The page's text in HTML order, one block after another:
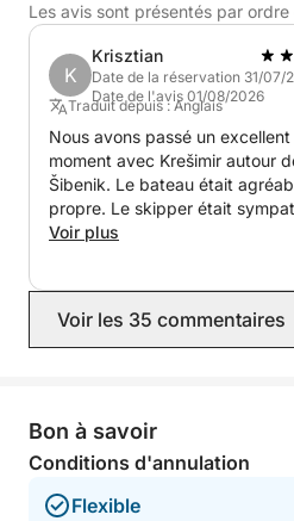
Les avis sont présentés par
K
Krisztian
Date de la réservation 31/07/
Date de l'avis 01/08/2026
Traduit depuis : Anglais
Nous avons passé un excellent
moment avec Krešimir autour
Šibenik. Le bateau était
propre. Le skipper était
et serviable. Merci Krešimir !
Voir plus
Voir les 35 commentaires
Bon à savoir
Conditions d'annulation
Flexible